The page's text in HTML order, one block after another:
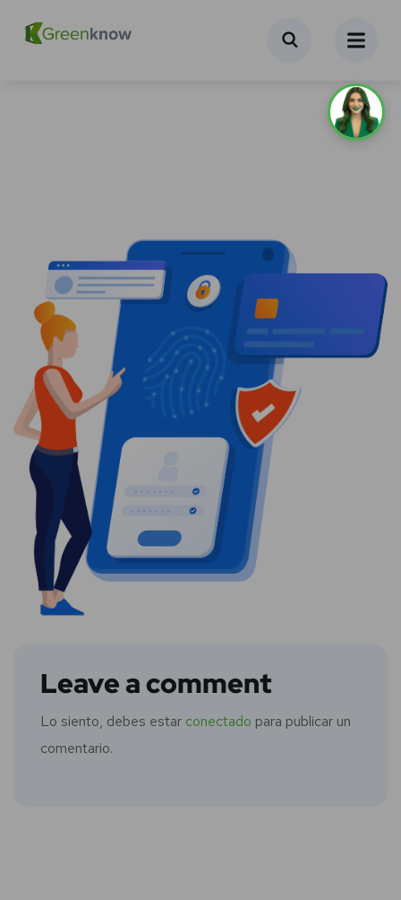
Leave a comment
Lo siento, debes estar conectado para publicar un
comentario.